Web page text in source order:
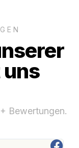
Bewertungen.